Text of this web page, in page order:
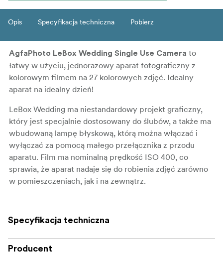
Opis Specyfikacja techniczna Pobierz
AgfaPhoto LeBox Wedding Single Use Camera to
łatwy w użyciu, jednorazowy aparat fotograficzny z
kolorowym filmem na 27 kolorowych zdjęć. Idealny
aparat na idealny dzień!
LeBox Wedding ma niestandardowy projekt graficzny,
który jest specjalnie dostosowany do ślubów, a także ma
wbudowaną lampę błyskową, którą można włączać i
wyłączać za pomocą małego przełącznika z przodu
aparatu. Film ma nominalną prędkość ISO 400, co
sprawia, że aparat nadaje się do robienia zdjęć zarówno
w pomieszczeniach, jak i na zewnątrz.
jest gotowa, można nosić aparat do prawie każdego
lokalnego laboratorium fotograficznego do rozwoju.
Specyfikacja techniczna
Producent